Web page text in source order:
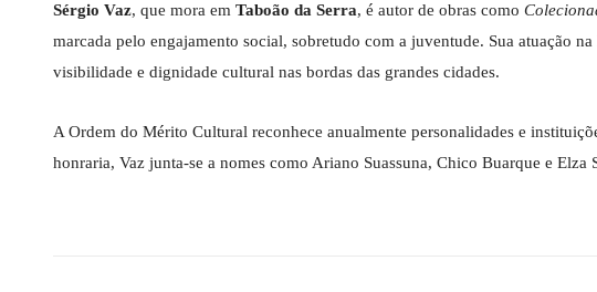
Sérgio Vaz, que mora em Taboão da Serra, é autor de obras como
marcada pelo engajamento social, sobretudo com a juventude. Sua atuação
visibilidade e dignidade cultural nas bordas das grandes cidades.
A Ordem do Mérito Cultural reconhece anualmente personalidades e
honraria, Vaz junta-se a nomes como Ariano Suassuna, Chico Buarque e Elza